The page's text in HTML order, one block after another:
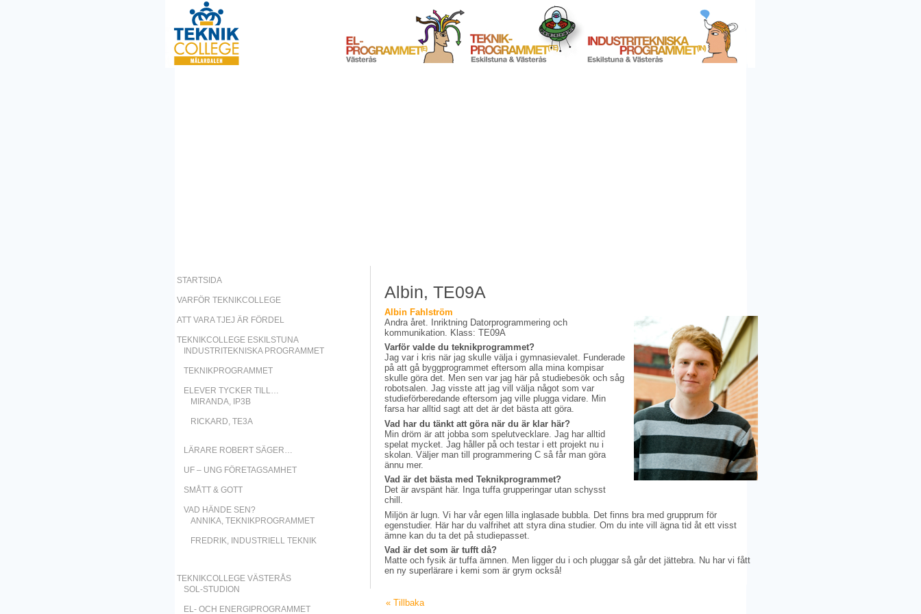
Albin, TE09A
Albin Fahlström
Andra året. Inriktning Datorprogrammering och
kommunikation. Klass: TE09A
Varför valde du teknikprogrammet?
Jag var i kris när jag skulle välja i gymnasievalet. Funderade
på att gå byggprogrammet eftersom alla mina kompisar
skulle göra det. Men sen var jag här på studiebesök och såg
robotsalen. Jag visste att jag vill välja något som var
studieförberedande eftersom jag ville plugga vidare. Min
farsa har alltid sagt att det är det bästa att göra.
Vad har du tänkt att göra när du är klar här?
Min dröm är att jobba som spelutvecklare. Jag har alltid
spelat mycket. Jag håller på och testar i ett projekt nu i
skolan. Väljer man till programmering C så får man göra
ännu mer.
Vad är det bästa med Teknikprogrammet?
Det är avspänt här. Inga tuffa grupperingar utan schysst
chill.
Miljön är lugn. Vi har vår egen lilla inglasade bubbla. Det finns bra med grupprum för
egenstudier. Här har du valfrihet att styra dina studier. Om du inte vill ägna tid åt ett visst
ämne kan du ta det på studiepasset.
Vad är det som är tufft då?
Matte och fysik är tuffa ämnen. Men ligger du i och pluggar så går det jättebra. Nu har vi fått
en ny superlärare i kemi som är grym också!
« Tillbaka
STARTSIDA
VARFÖR TEKNIKCOLLEGE
ATT VARA TJEJ ÄR FÖRDEL
TEKNIKCOLLEGE ESKILSTUNA
INDUSTRITEKNISKA PROGRAMMET
TEKNIKPROGRAMMET
ELEVER TYCKER TILL…
MIRANDA, IP3B
RICKARD, TE3A
LÄRARE ROBERT SÄGER…
UF – UNG FÖRETAGSAMHET
SMÅTT & GOTT
VAD HÄNDE SEN?
ANNIKA, TEKNIKPROGRAMMET
FREDRIK, INDUSTRIELL TEKNIK
TEKNIKCOLLEGE VÄSTERÅS
SOL-STUDION
EL- OCH ENERGIPROGRAMMET